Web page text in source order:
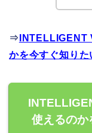
⇒
かを今すぐ知りた
使えるのか